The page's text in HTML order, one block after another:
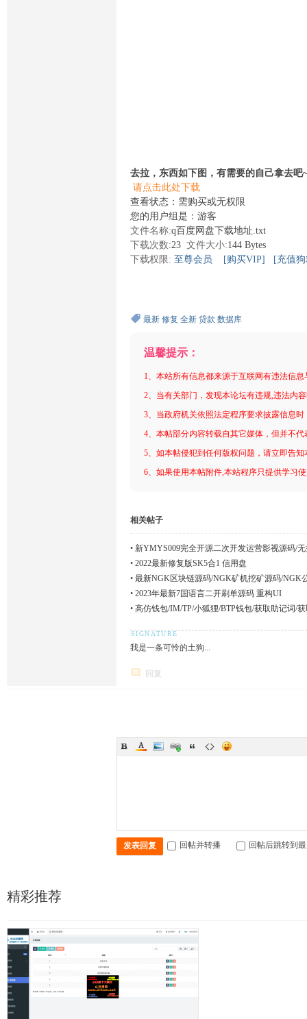
去拉，东西如下图，有需要的自己拿去吧~
请点击此处下载
查看状态：需购买或无权限
您的用户组是：游客
文件名称:q百度网盘下载地址.txt
下载次数:23 文件大小:144 Bytes
下载权限: 至尊会员 [购买VIP] [充值
最新 修复 全新 贷款 数据库
温馨提示：
1、本站所有信息都来源于互联网有违法信
2、当有关部门，发现本论坛有违规,违法内
3、当政府机关依照法定程序要求披露信息
4、本帖部分内容转载自其它媒体，但并不
5、如本帖侵犯到任何版权问题，请立即告
6、如果使用本帖附件,本站程序只提供学习
相关帖子
• 新YMYS009完全开源二次开发运营影视源码/
视系统/视频搭建教程
• 2022最新修复版SK5合1 信用盘
• 最新NGK区块链源码/NGK矿机挖矿源码/NGK
• 2023年最新7国语言二开刷单源码 重构UI
• 高仿钱包/IM/TP/小狐狸/BTP钱包/获取助记词/
我是一条可怜的土狗...
回复
发表回复 回帖并转播 回帖后跳转到
精彩推荐